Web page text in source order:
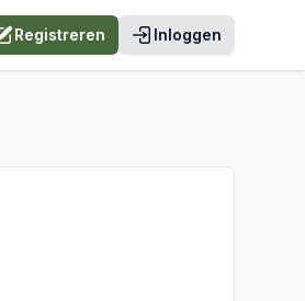
Registreren Inloggen